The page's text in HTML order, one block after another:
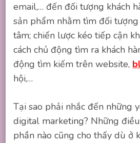
email,… đến đối tượng khách
sản phẩm nhằm tìm đối
tâm; chiến lược kéo tiếp cận
cách chủ động tìm ra khách
động tìm kiếm trên website,
hội,…
Tại sao phải nhắc đến những
digital marketing? Những
phần nào cũng cho thấy dù ở